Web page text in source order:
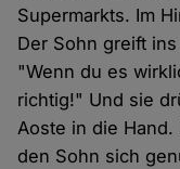
Supermarkts. Im
Der Sohn greift
"Wenn du es
richtig!" Und sie
Aoste in die
den Sohn sich